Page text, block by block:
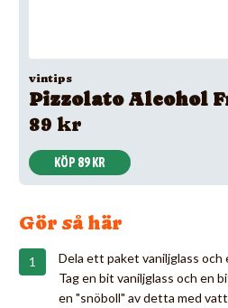
vintips
Pizzolato Alcohol
89 kr
KÖP 89 KR
Gör så här
Dela ett paket vaniljglass
Tag en bit vaniljglass och en
en "snöboll" av detta med